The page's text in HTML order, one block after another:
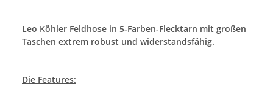
Leo Köhler Feldhose in 5-Farben-Flecktarn mit großen
Taschen extrem robust und widerstandsfähig.
Die Features: